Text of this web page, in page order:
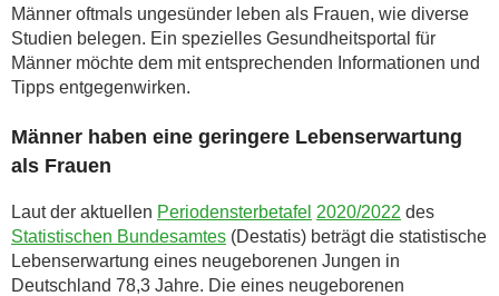
Männer oftmals ungesünder leben als Frauen, wie diverse
Studien belegen. Ein spezielles Gesundheitsportal für
Männer möchte dem mit entsprechenden Informationen und
Tipps entgegenwirken.
Männer haben eine geringere Lebenserwartung
als Frauen
Laut der aktuellen Periodensterbetafel 2020/2022 des
Statistischen Bundesamtes (Destatis) beträgt die statistische
Lebenserwartung eines neugeborenen Jungen in
Deutschland 78,3 Jahre. Die eines neugeborenen